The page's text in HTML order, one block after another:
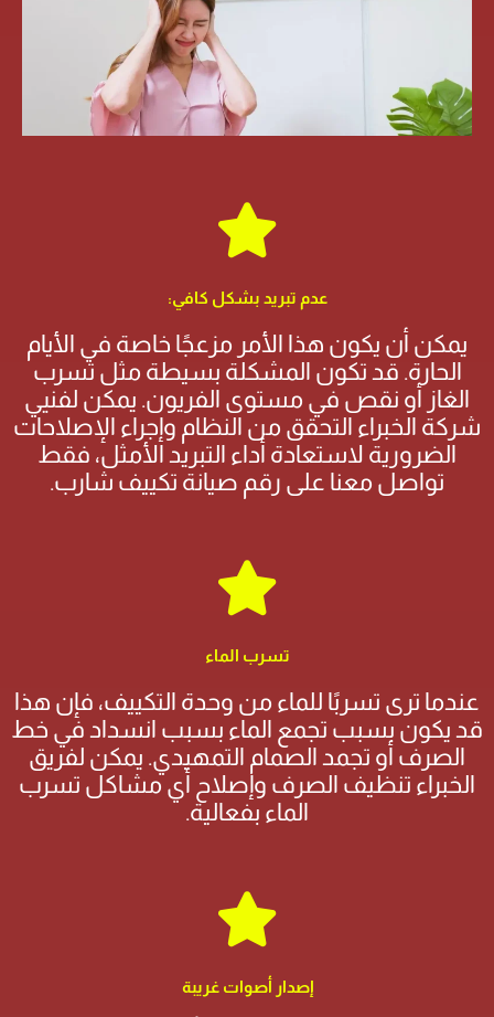
عدم تبريد بشكل كافي:
يمكن أن يكون هذا الأمر مزعجًا خاصة في الأيام
الحارة. قد تكون المشكلة بسيطة مثل تسرب
الغاز أو نقص في مستوى الفريون. يمكن لفنيي
شركة الخبراء التحقق من النظام وإجراء الإصلاحات
الضرورية لاستعادة أداء التبريد الأمثل، فقط
تواصل معنا على رقم صيانة تكييف شارب.
تسرب الماء
عندما ترى تسربًا للماء من وحدة التكييف، فإن هذا
قد يكون بسبب تجمع الماء بسبب انسداد في خط
الصرف أو تجمد الصمام التمهيدي. يمكن لفريق
الخبراء تنظيف الصرف وإصلاح أي مشاكل تسرب
الماء بفعالية.
إصدار أصوات غريبة